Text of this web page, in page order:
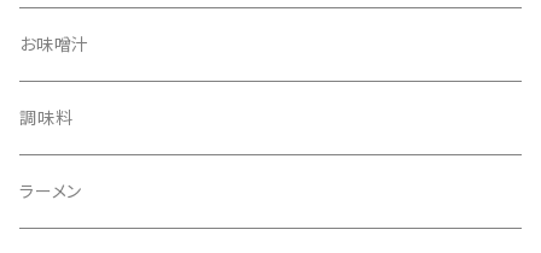
お味噌汁
調味料
ラーメン